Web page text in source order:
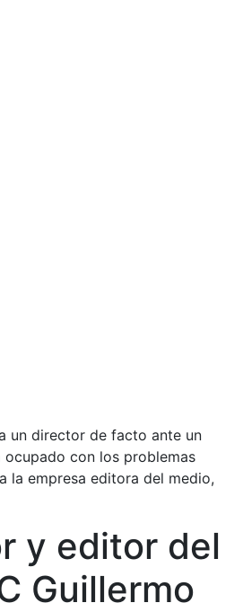
un director de facto ante un
ocupado con los problemas
la empresa editora del medio,
y editor del
Guillermo